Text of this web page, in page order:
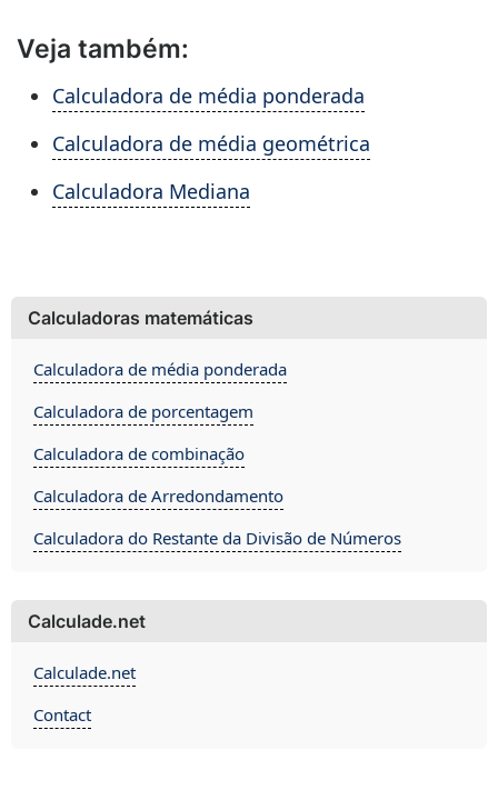
Veja também:
Calculadora de média ponderada
Calculadora de média geométrica
Calculadora Mediana
Calculadoras matemáticas
Calculadora de média ponderada
Calculadora de porcentagem
Calculadora de combinação
Calculadora de Arredondamento
Calculadora do Restante da Divisão de Números
Calculade.net
Calculade.net
Contact